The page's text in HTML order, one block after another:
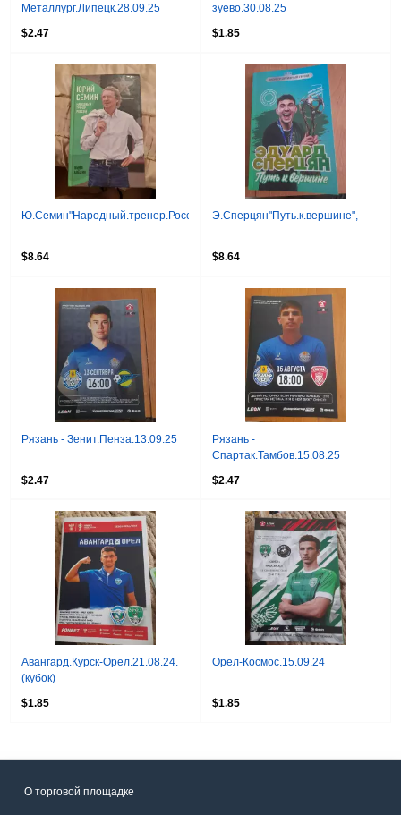
Металлург.Липецк.28.09.25
$2.47
зуево.30.08.25
$1.85
Ю.Семин"Народный.тренер.России"
$8.64
Э.Сперцян"Путь.к.вершине",
$8.64
Рязань - Зенит.Пенза.13.09.25
$2.47
Рязань -
Спартак.Тамбов.15.08.25
$2.47
Авангард.Курск-Орел.21.08.24.
(кубок)
$1.85
Орел-Космос.15.09.24
$1.85
О торговой площадке